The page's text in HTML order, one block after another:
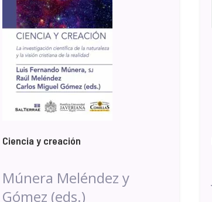
Ciencia y creación
Múnera Meléndez y
Gómez (eds.)